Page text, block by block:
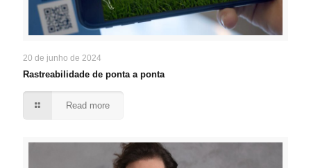
20 de junho de 2024
Rastreabilidade de ponta a ponta
Read more